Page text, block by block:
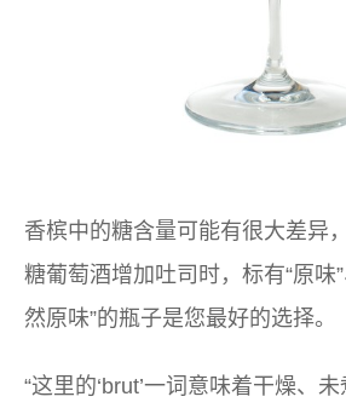
香槟中的糖含量可能有很大差异
糖葡萄酒增加吐司时，标有“原味”
然原味”的瓶子是您最好的选择。
“这里的‘brut’一词意味着干燥、